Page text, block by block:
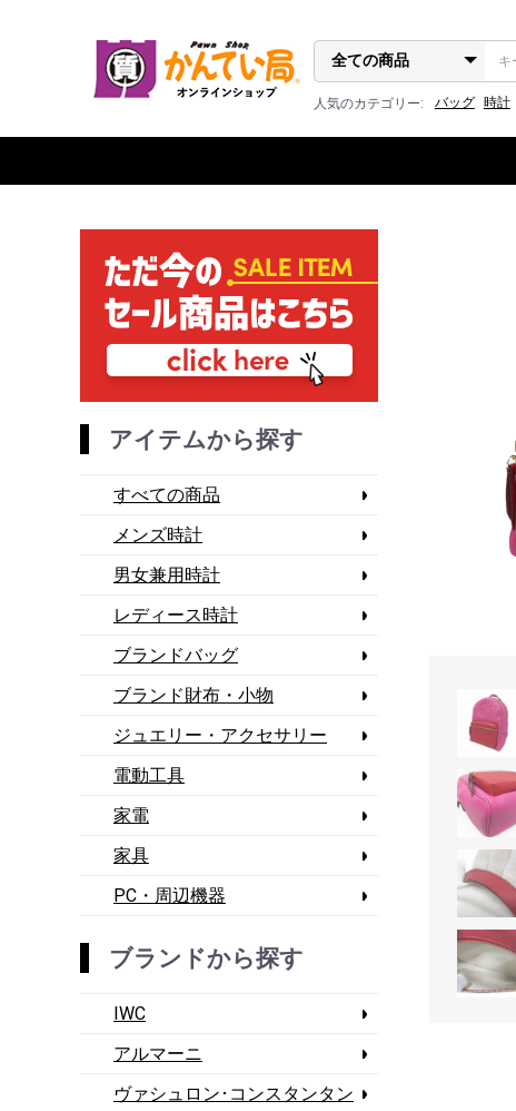
人気のカテゴリー: バッグ 時計
アイテムから探す
すべての商品
メンズ時計
男女兼用時計
レディース時計
ブランドバッグ
ブランド財布・小物
ジュエリー・アクセサリー
電動工具
家電
家具
PC・周辺機器
ブランドから探す
IWC
アルマーニ
ヴァシュロン･コンスタンタン